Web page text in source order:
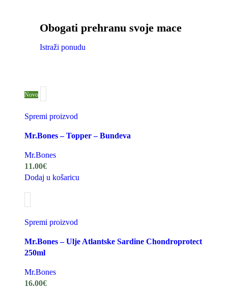
Obogati prehranu svoje mace
Istraži ponudu
Novo
Spremi proizvod
Mr.Bones – Topper – Bundeva
Mr.Bones
11.00€
Dodaj u košaricu
Spremi proizvod
Mr.Bones – Ulje Atlantske Sardine Chondroprotect
250ml
Mr.Bones
16.00€